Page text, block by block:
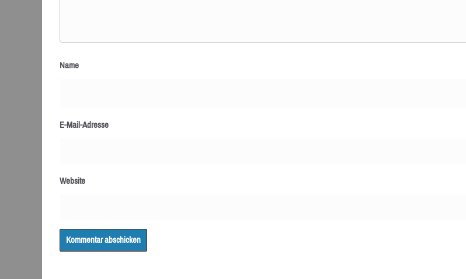
Name
E-Mail-Adresse
Website